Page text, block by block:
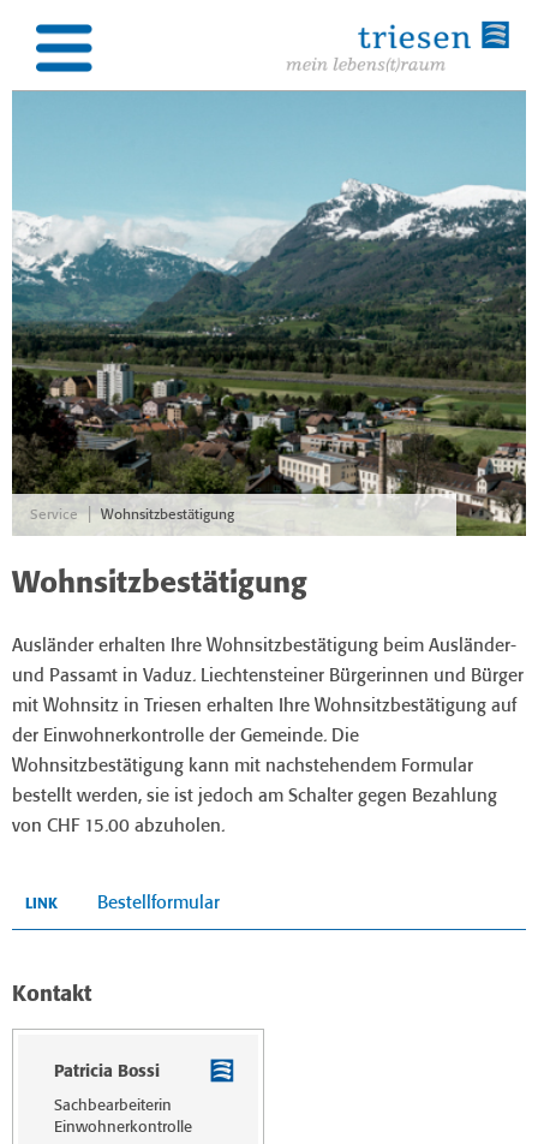
Service Wohnsitzbestätigung
Wohnsitzbestätigung
Ausländer erhalten Ihre Wohnsitzbestätigung beim Ausländer-
und Passamt in Vaduz. Liechtensteiner Bürgerinnen und Bürger
mit Wohnsitz in Triesen erhalten Ihre Wohnsitzbestätigung auf
der Einwohnerkontrolle der Gemeinde. Die
Wohnsitzbestätigung kann mit nachstehendem Formular
bestellt werden, sie ist jedoch am Schalter gegen Bezahlung
von CHF 15.00 abzuholen.
LINK Bestellformular
Kontakt
Patricia Bossi
Sachbearbeiterin
Einwohnerkontrolle